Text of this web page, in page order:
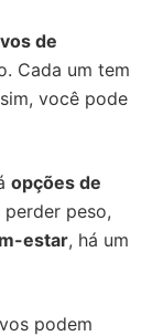
de
Cada um tem
você pode
opções de
peso,
estar, há um
podem